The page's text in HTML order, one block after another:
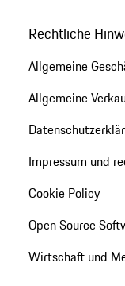
Rechtliche
Allgemeine
Allgemeine
Impressum und
Cookie Policy
Open Source
Wirtschaft und